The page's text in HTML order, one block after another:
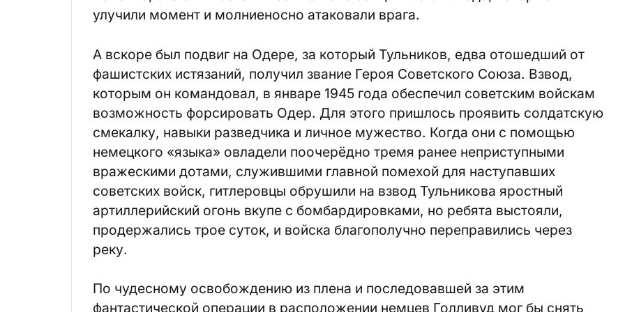
улучили момент и молниеносно атаковали врага.
А вскоре был подвиг на Одере, за который Тульников, едва отошедший от
фашистских истязаний, получил звание Героя Советского Союза. Взвод,
которым он командовал, в январе 1945 года обеспечил советским войскам
возможность форсировать Одер. Для этого пришлось проявить солдатскую
смекалку, навыки разведчика и личное мужество. Когда они с помощью
немецкого «языка» овладели поочерёдно тремя ранее неприступными
вражескими дотами, служившими главной помехой для наступавших
советских войск, гитлеровцы обрушили на взвод Тульникова яростный
артиллерийский огонь вкупе с бомбардировками, но ребята выстояли,
продержались трое суток, и войска благополучно переправились через
реку.
По чудесному освобождению из плена и последовавшей за этим
фантастической операции в расположении немцев Голливуд мог бы снять